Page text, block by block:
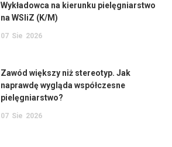
Wykładowca na kierunku pielęgniarstwo
na WSIiZ (K/M)
07 Sie 2026
Zawód większy niż stereotyp. Jak
naprawdę wygląda współczesne
pielęgniarstwo?
07 Sie 2026